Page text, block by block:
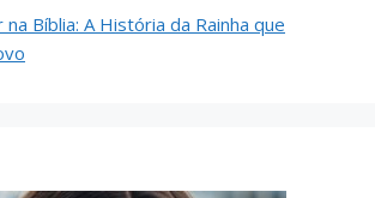
Bíblia: A História da Rainha que